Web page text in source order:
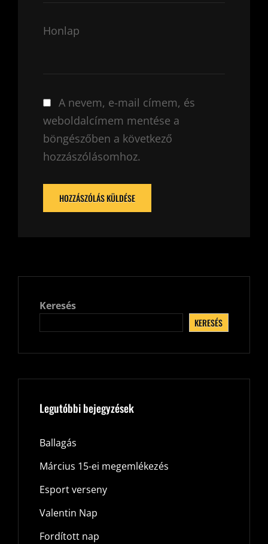
Honlap
A nevem, e-mail címem, és
weboldalcímem mentése a
böngészőben a következő
hozzászólásomhoz.
Keresés
KERESÉS
Legutóbbi bejegyzések
Ballagás
Március 15-ei megemlékezés
Esport verseny
Valentin Nap
Fordított nap